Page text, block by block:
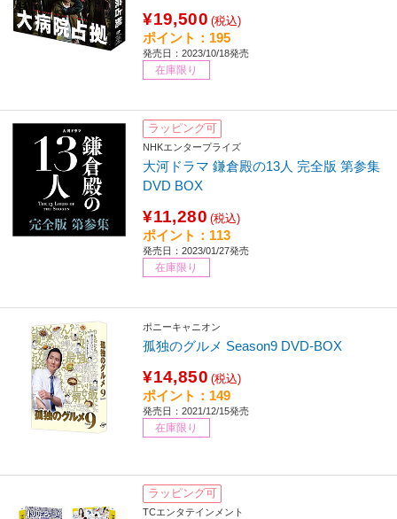
¥19,500 (税込)
ポイント：195
発売日：2023/10/18発売
在庫限り
ラッピング可
NHKエンタープライズ
大河ドラマ 鎌倉殿の13人 完全版 第参集
DVD BOX
¥11,280 (税込)
ポイント：113
発売日：2023/01/27発売
在庫限り
ポニーキャニオン
孤独のグルメ Season9 DVD-BOX
¥14,850 (税込)
ポイント：149
発売日：2021/12/15発売
在庫限り
ラッピング可
TCエンタテインメント